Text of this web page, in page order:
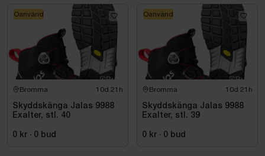
Bromma 10d 21h
Skyddskänga Jalas 9988
Exalter, stl. 40
0 kr · 0 bud
Oanvänd
Bromma 10d 21h
Skyddskänga Jalas 9988
Exalter, stl. 39
0 kr · 0 bud
Oanvänd